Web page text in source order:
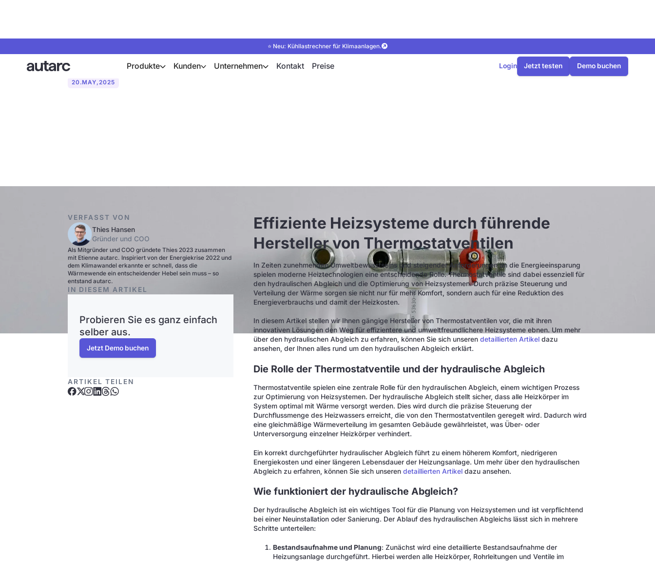
⭐ Neu: Kühllastrechner für Klimaanlagen.
Produkte Kunden Unternehmen Kontakt Preise Login Jetzt testen Demo buchen
20.MAY,2025
VERFASST VON
Thies Hansen
Gründer und COO
Als Mitgründer und COO gründete Thies 2023 zusammen
mit Etienne autarc. Inspiriert von der Energiekrise 2022 und
dem Klimawandel erkannte er schnell, dass die
Wärmewende ein entscheidender Hebel sein muss – so
entstand autarc.
IN DIESEM ARTIKEL
Probieren Sie es ganz einfach
selber aus.
Jetzt Demo buchen
ARTIKEL TEILEN
Effiziente Heizsysteme durch führende
Hersteller von Thermostatventilen
In Zeiten zunehmenden Umweltbewusstseins und steigender Anforderungen an die Energieeinsparung
spielen moderne Heiztechnologien eine entscheidende Rolle. Thermostatventile sind dabei essenziell für
den hydraulischen Abgleich und die Optimierung von Heizsystemen. Durch präzise Steuerung und
Verteilung der Wärme sorgen sie nicht nur für mehr Komfort, sondern auch für eine Reduktion des
Energieverbrauchs und damit der Heizkosten.
In diesem Artikel stellen wir Ihnen gängige Hersteller von Thermostatventilen vor, die mit ihren
innovativen Lösungen den Weg für effizientere und umweltfreundlichere Heizsysteme ebnen. Um mehr
über den hydraulischen Abgleich zu erfahren, können Sie sich unserendetaillierten Artikel dazu
ansehen, der Ihnen alles rund um den hydraulischen Abgleich erklärt.
Die Rolle der Thermostatventile und der hydraulische Abgleich
Thermostatventile spielen eine zentrale Rolle für den hydraulischen Abgleich, einem wichtigen Prozess
zur Optimierung von Heizsystemen. Der hydraulische Abgleich stellt sicher, dass alle Heizkörper im
System optimal mit Wärme versorgt werden. Dies wird durch die präzise Steuerung der
Durchflussmenge des Heizwassers erreicht, die von den Thermostatventilen geregelt wird. Dadurch wird
eine gleichmäßige Wärmeverteilung im gesamten Gebäude gewährleistet, was Über- oder
Unterversorgung einzelner Heizkörper verhindert.
Ein korrekt durchgeführter hydraulischer Abgleich führt zu einem höherem Komfort, niedrigeren
Energiekosten und einer längeren Lebensdauer der Heizungsanlage. Um mehr über den hydraulischen
Abgleich zu erfahren, können Sie sich unserendetaillierten Artikel dazu ansehen.
Wie funktioniert der hydraulische Abgleich?
Der hydraulische Abgleich ist ein wichtiges Tool für die Planung von Heizsystemen und ist verpflichtend
bei einer Neuinstallation oder Sanierung. Der Ablauf des hydraulischen Abgleichs lässt sich in mehrere
Schritte unterteilen:
Bestandsaufnahme und Planung: Zunächst wird eine detaillierte Bestandsaufnahme der
Heizungsanlage durchgeführt. Hierbei werden alle Heizkörper, Rohrleitungen und Ventile im